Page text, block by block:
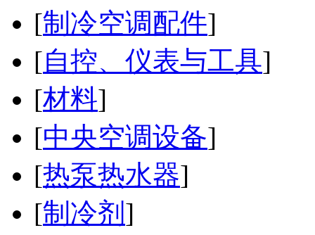
[制冷空调配件]
[自控、仪表与工具]
[材料]
[中央空调设备]
[热泵热水器]
[制冷剂 ]